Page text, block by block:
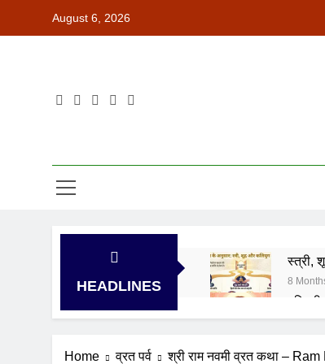
August 6, 2026
HEADLINES
स्त्री,
8
2 Years
Home व्रत पर्व श्री राम नवमी व्रत कथा –